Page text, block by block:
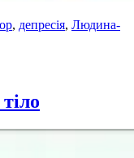
, депресія, Людина-